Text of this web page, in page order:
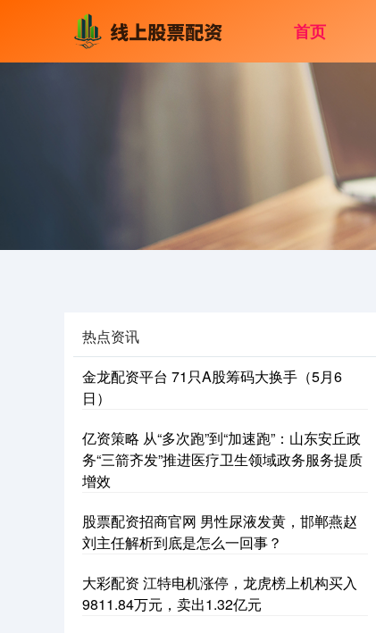
首页
热点资讯
金龙配资平台 71只A股筹码大换手（5月6
日）
亿资策略 从“多次跑”到“加速跑”：山东安丘政
务“三箭齐发”推进医疗卫生领域政务服务提质
增效
股票配资招商官网 男性尿液发黄，邯郸燕赵
刘主任解析到底是怎么一回事？
大彩配资 江特电机涨停，龙虎榜上机构买入
9811.84万元，卖出1.32亿元